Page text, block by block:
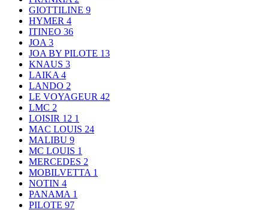
GIOTTILINE 9
HYMER 4
ITINEO 36
JOA 3
JOA BY PILOTE 13
KNAUS 3
LAIKA 4
LANDO 2
LE VOYAGEUR 42
LMC 2
LOISIR 12 1
MAC LOUIS 24
MALIBU 9
MC LOUIS 1
MERCEDES 2
MOBILVETTA 1
NOTIN 4
PANAMA 1
PILOTE 97